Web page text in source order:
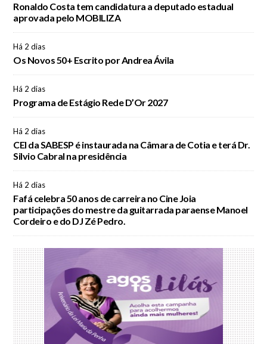
Ronaldo Costa tem candidatura a deputado estadual
aprovada pelo MOBILIZA
Há 2 dias
Os Novos 50+ Escrito por Andrea Ávila
Há 2 dias
Programa de Estágio Rede D’Or 2027
Há 2 dias
CEI da SABESP é instaurada na Câmara de Cotia e terá Dr.
Silvio Cabral na presidência
Há 2 dias
Fafá celebra 50 anos de carreira no Cine Joia
participações do mestre da guitarrada paraense Manoel
Cordeiro e do DJ Zé Pedro.